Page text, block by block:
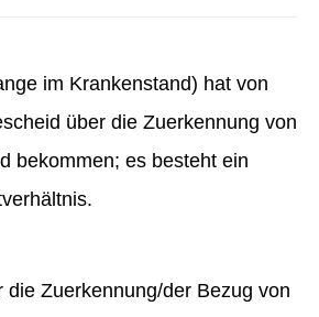
im Krankenstand) hat von
über die Zuerkennung von
bekommen; es besteht ein
die Zuerkennung/der Bezug von